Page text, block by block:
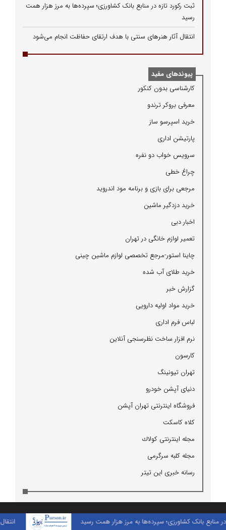
ثبت رکورد تازه در منابع بانک کشاورزی؛ سپرده‌ها به مرز هزار همت
رسید
انتقال آثار هنرهای سنتی با هدف ارتقای حفاظت انجام می‌شود
پیوندهای مفید
كارشناسی بدون كنكور
معرفی بروكر ترندو
خرید اسپرسو ساز
پارتیشن اداری
سرویس خواب دو نفره
چراغ خطی
مرجعی برای بازی و برنامه مود اندروید
خرید دزدگیر ماشین
اخبار دبی
تعمیر لوازم خانگی در تهران
چاینا استور-مرجع تخصصی لوازم ماشین چینی
خرید طلای آب شده
گزارش خبر
خرید مواد اولیه دارویی
لباس فرم اداری
نرم افزار ساخت نظرسنجی آنلاین
كارسون
تهران تیونینگ
دنیای آپشن خودرو
فروشگاه اینترنتی تهران آپشن
كلاه كاسكت
مجله اینترنتی كولاك
مجله كلبه سرگرمی
رسانه خبری این تیتر
1399 | طراحی و توسعه:
پیوندها
- اخبار آذربایجان غربی
- اخبار استان کرمان
کشاورزی؛ سپرده‌ها به مرز هزار همت رسید انتقال آثار